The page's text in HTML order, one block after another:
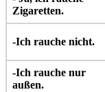
Zigaretten.
-Ich rauche nicht.
-Ich rauche nur
außen.